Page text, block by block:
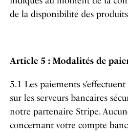
de la disponibilité des
Article 5 : Modalités de
5.1 Les paiements
sur les serveurs bancaires
notre partenaire Stripe.
concernant votre compte